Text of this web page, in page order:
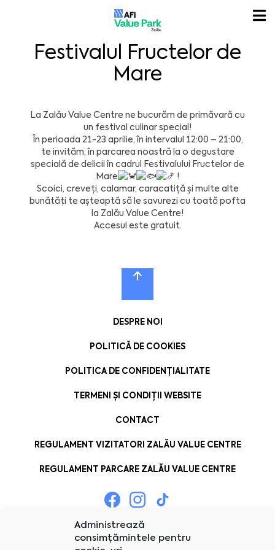
Administrează
consimțămintele pentru
Festivalul Fructelor de
Mare
La Zalău Value Centre ne bucurăm de primăvară cu
un festival culinar special!
În perioada 21-23 aprilie, în intervalul 12:00 – 21:00,
te invităm, în parcarea noastră la o degustare
specială de delicii în cadrul Festivalului Fructelor de
Mare
!
Scoici, creveți, calamar, caracatiță și multe alte
bunătăți te așteaptă să le savurezi cu toată pofta
la Zalău Value Centre!
Accesul este gratuit.
DESPRE NOI
POLITICĂ DE COOKIES
POLITICA DE CONFIDENȚIALITATE
TERMENI ȘI CONDIȚII WEBSITE
CONTACT
REGULAMENT VIZITATORI ZALĂU VALUE CENTRE
REGULAMENT PARCARE ZALĂU VALUE CENTRE